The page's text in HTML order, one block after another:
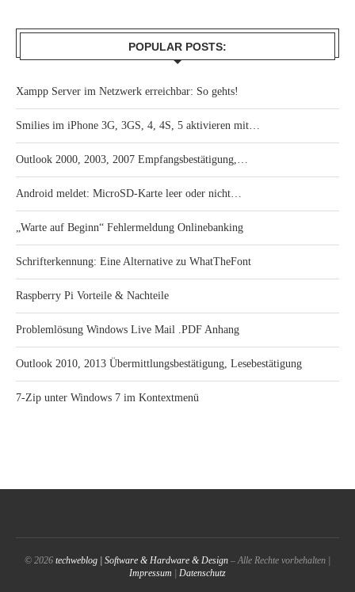
POPULAR POSTS:
Xampp Server im Netzwerk erreichbar: So gehts!
Smilies im iPhone 3G, 3GS, 4, 4S, 5 aktivieren mit…
Outlook 2000, 2003, 2007 Empfangsbestätigung,…
Android meldet: MicroSD-Karte leer oder nicht…
„Warte auf Beginn“ Fehlermeldung Onlinebanking
Schrifterkennung: Eine Alternative zu WhatTheFont
Raspberry Pi Vorteile & Nachteile
Problemlösung Windows Live Mail .PDF Anhang
Outlook 2010, 2013 Übermittlungsbestätigung, Lesebestätigung
7-Zip unter Windows 7 im Kontextmenü
© 2026 techweblog | Software & Hardware & Design – Alle Rechte vorbehalten |
Impressum
Datenschutz